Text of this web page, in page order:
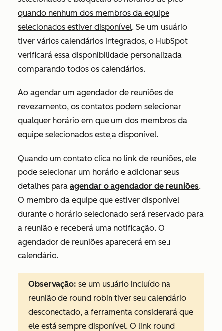
quando nenhum dos membros da equipe
selecionados estiver disponível. Se um usuário
tiver vários calendários integrados, o HubSpot
verificará essa disponibilidade personalizada
comparando todos os calendários.
Ao agendar um agendador de reuniões de
revezamento, os contatos podem selecionar
qualquer horário em que um dos membros da
equipe selecionados esteja disponível.
Quando um contato clica no link de reuniões, ele
pode selecionar um horário e adicionar seus
detalhes para agendar o agendador de reuniões.
O membro da equipe que estiver disponível
durante o horário selecionado será reservado para
a reunião e receberá uma notificação. O
agendador de reuniões aparecerá em seu
calendário.
Observação: se um usuário incluído na
reunião de round robin tiver seu calendário
desconectado, a ferramenta considerará que
ele está sempre disponível. O link round